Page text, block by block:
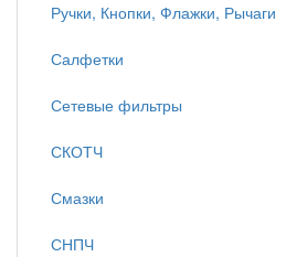
Ручки, Кнопки, Флажки, Рычаги
Салфетки
Сетевые фильтры
СКОТЧ
Смазки
СНПЧ